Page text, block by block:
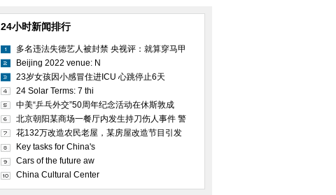
24小时新闻排行
多名违法失德艺人被封禁 央视评：就算穿马甲
Beijing 2022 venue: N
23岁女孩因小感冒住进ICU 心跳停止6天
24 Solar Terms: 7 thi
中美“乒乓外交”50周年纪念活动在休斯敦成
北京朝阳某商场一餐厅内发生持刀伤人事件 警
花132万改造农民老屋，某房屋改造节目引发
Key tasks for China's
Cars of the future aw
China Cultural Center